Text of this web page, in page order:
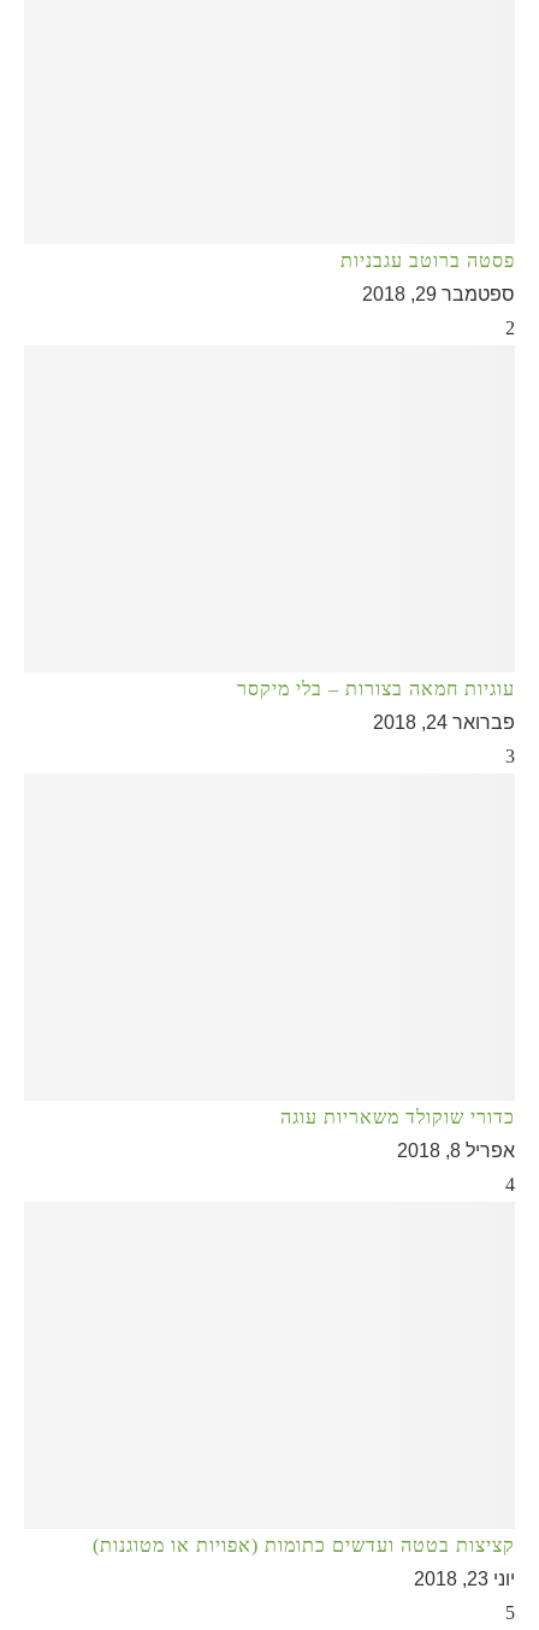
פסטה ברוטב עגבניות
ספטמבר 29, 2018
2
עוגיות חמאה בצורות – בלי מיקסר
פברואר 24, 2018
3
כדורי שוקולד משאריות עוגה
אפריל 8, 2018
4
קציצות בטטה ועדשים כתומות (אפויות או מטוגנות)
יוני 23, 2018
5